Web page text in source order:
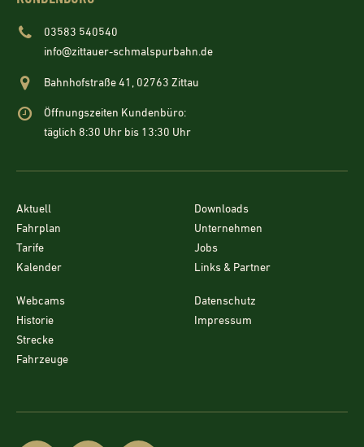
03583 540540
info@zittauer-schmalspurbahn.de
Bahnhofstraße 41, 02763 Zittau
Öffnungszeiten Kundenbüro:
täglich 8:30 Uhr bis 13:30 Uhr
Aktuell
Fahrplan
Tarife
Kalender
Downloads
Unternehmen
Jobs
Links & Partner
Webcams
Historie
Strecke
Fahrzeuge
Datenschutz
Impressum